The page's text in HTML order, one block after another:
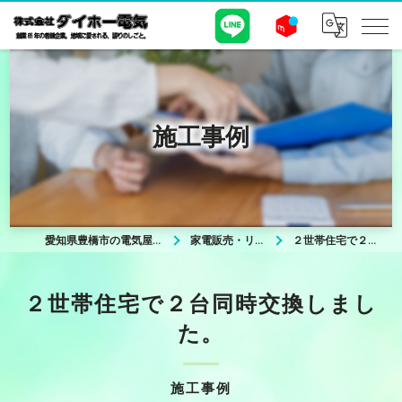
施工事例
愛知県豊橋市の電気屋なら株式会社ダイホー電気 家電販売・リフォームについて ２世帯住宅で２台同時交換しました。
施工事例
２世帯住宅で２台同時交換しまし
た。